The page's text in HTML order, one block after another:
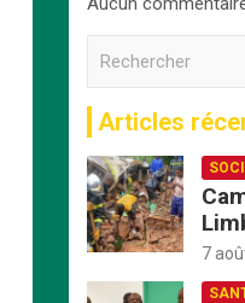
r
c
h
e
Articles
à
7